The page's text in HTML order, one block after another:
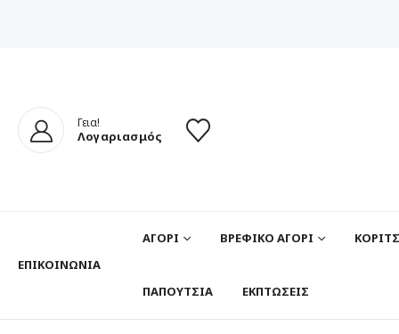
Γεια!
Λογαριασμός
ΕΠΙΚΟΙΝΩΝΊΑ
ΑΓΟΡΙ ΒΡΕΦΙΚΟ ΑΓΟΡΙ
ΠΑΠΟΥΤΣΙΑ ΕΚΠΤΩΣΕΙΣ